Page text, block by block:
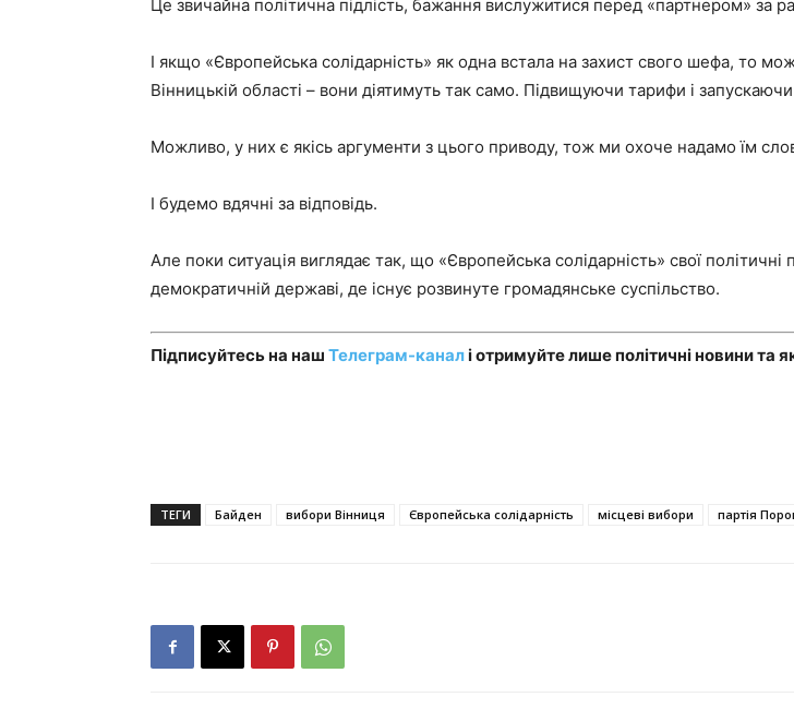
Це звичайна політична підлість, бажання вислужитися перед «партнером» за
І якщо «Європейська солідарність» як одна встала на захист свого шефа, то
Вінницькій області – вони діятимуть так само. Підвищуючи тарифи і
Можливо, у них є якісь аргументи з цього приводу, тож ми охоче надамо їм
І будемо вдячні за відповідь.
Але поки ситуація виглядає так, що «Європейська солідарність» свої
демократичній державі, де існує розвинуте громадянське суспільство.
Підписуйтесь на наш Телеграм-каналі отримуйте лише політичні новини та
ТЕГИ Байден вибори Вінниця Європейська солідарність місцеві вибори партія